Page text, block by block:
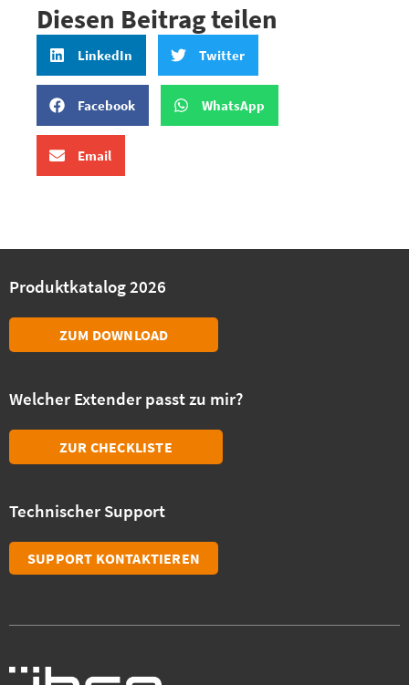
Diesen Beitrag teilen
LinkedIn Twitter
Facebook WhatsApp
Email
Produktkatalog 2026
ZUM DOWNLOAD
Welcher Extender passt zu mir?
ZUR CHECKLISTE
Technischer Support
SUPPORT KONTAKTIEREN